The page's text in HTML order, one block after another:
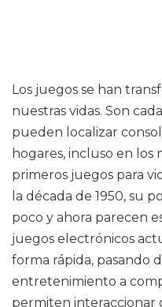
Los juegos se han
nuestras vidas. Son
pueden localizar
hogares, incluso en los
primeros juegos para
la década de 1950, su
poco y ahora parecen
juegos electrónicos
forma rápida, pasando
entretenimiento a
permiten interaccionar